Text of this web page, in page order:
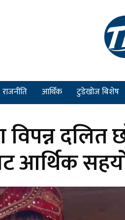
राजनीति आर्थिक टुडेखोज बिशेष
विपन्न दलित
आर्थिक